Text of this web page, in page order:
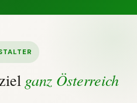
ganz Österreich